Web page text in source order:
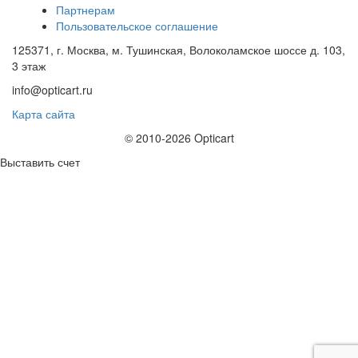
Партнерам
Пользовательское соглашение
125371, г. Москва, м. Тушинская, Волоколамское шоссе д. 103,
3 этаж
info@opticart.ru
Карта сайта
© 2010-2026 Opticart
Выставить счет